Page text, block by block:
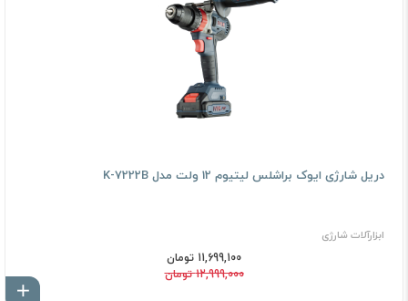
دریل شارژی ایوک براشلس لیتیوم 12 ولت مدل K-7222B
ابزارآلات شارژی
11,699,100 تومان
12,999,000 تومان